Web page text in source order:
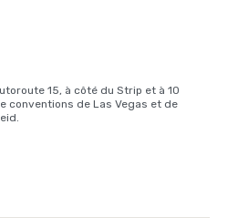
15, à côté du Strip et à 10
conventions de Las Vegas et de